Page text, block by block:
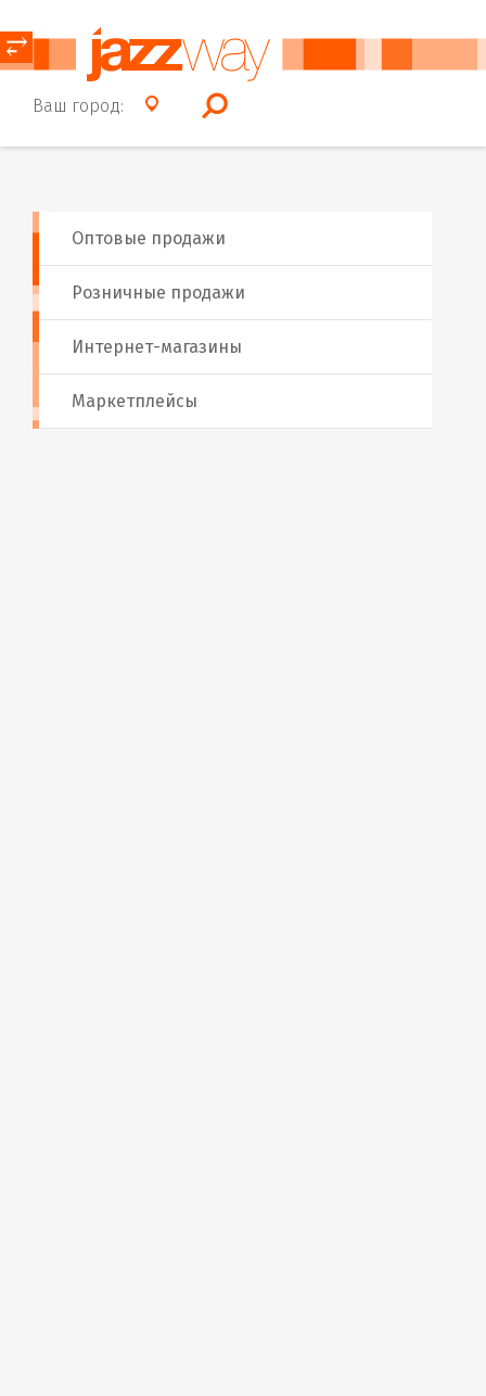
Ваш город:
⥂
Оптовые продажи
Розничные продажи
Интернет-магазины
Маркетплейсы